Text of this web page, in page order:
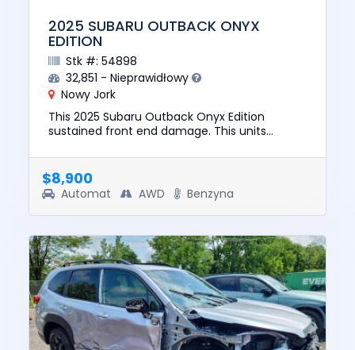
2025 SUBARU OUTBACK ONYX
EDITION
Stk #: 54898
32,851 - Nieprawidłowy
Nowy Jork
This 2025 Subaru Outback Onyx Edition
sustained front end damage. This units
vehicle was $29587. This vehic...
$8,900
Automat AWD Benzyna